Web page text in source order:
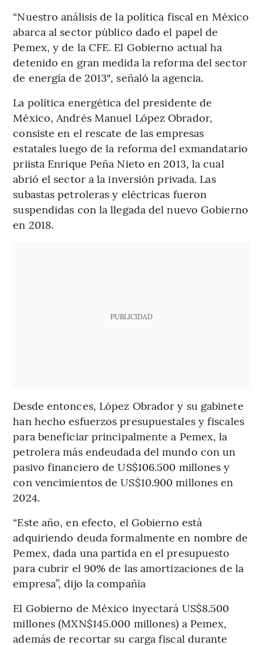
“Nuestro análisis de la política fiscal en México
abarca al sector público dado el papel de
Pemex, y de la CFE. El Gobierno actual ha
detenido en gran medida la reforma del sector
de energía de 2013″, señaló la agencia.
La política energética del presidente de
México, Andrés Manuel López Obrador,
consiste en el rescate de las empresas
estatales luego de la reforma del exmandatario
priista Enrique Peña Nieto en 2013, la cual
abrió el sector a la inversión privada. Las
subastas petroleras y eléctricas fueron
suspendidas con la llegada del nuevo Gobierno
en 2018.
PUBLICIDAD
Desde entonces, López Obrador y su gabinete
han hecho esfuerzos presupuestales y fiscales
para beneficiar principalmente a Pemex, la
petrolera más endeudada del mundo con un
pasivo financiero de US$106.500 millones y
con vencimientos de US$10.900 millones en
2024.
“Este año, en efecto, el Gobierno está
adquiriendo deuda formalmente en nombre de
Pemex, dada una partida en el presupuesto
para cubrir el 90% de las amortizaciones de la
empresa”, dijo la compañía
El Gobierno de México inyectará US$8.500
millones (MXN$145.000 millones) a Pemex,
además de recortar su carga fiscal durante